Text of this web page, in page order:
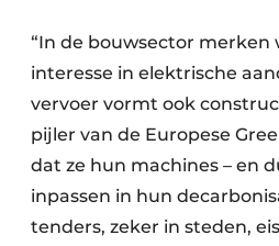
“In de bouwsector merken
interesse in elektrische
vervoer vormt ook
pijler van de Europese
dat ze hun machines – en
inpassen in hun
tenders, zeker in steden,